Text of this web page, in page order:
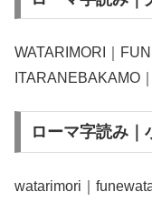
WATARIMORI｜
ITARANEBAKAMO
ローマ字読み｜
watarimori｜